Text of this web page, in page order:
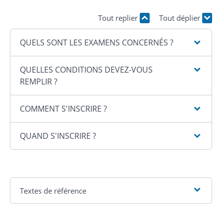
Tout replier Tout déplier
QUELS SONT LES EXAMENS CONCERNÉS ?
QUELLES CONDITIONS DEVEZ-VOUS
REMPLIR ?
COMMENT S'INSCRIRE ?
QUAND S'INSCRIRE ?
Textes de référence